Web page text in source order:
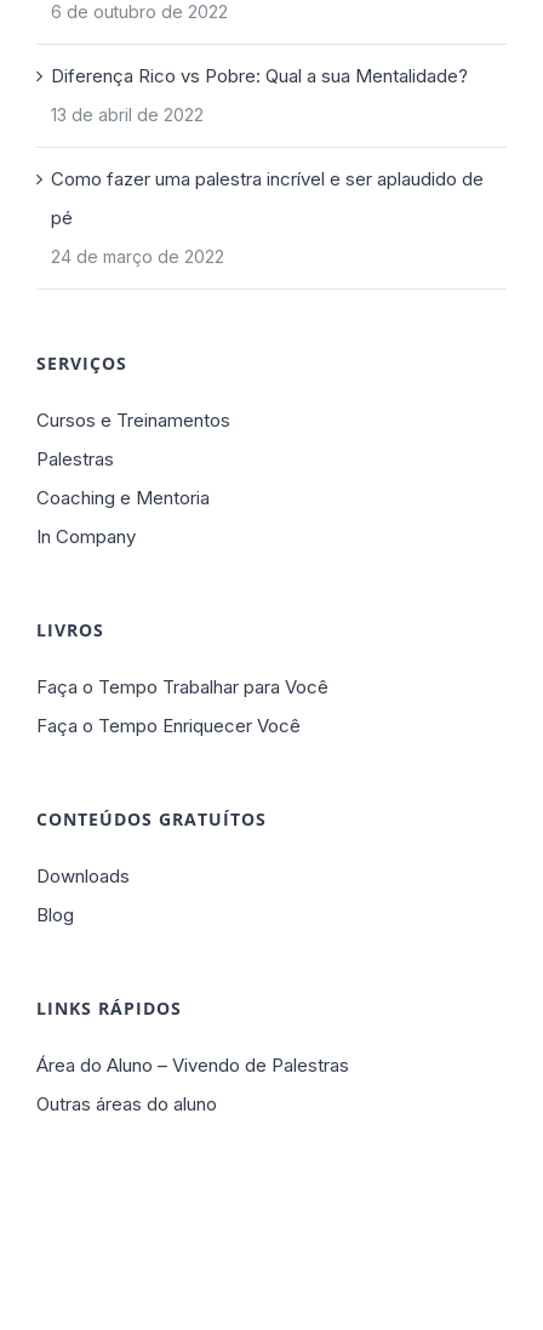
6 de outubro de 2022
Diferença Rico vs Pobre: Qual a sua Mentalidade?
13 de abril de 2022
Como fazer uma palestra incrível e ser aplaudido de
pé
24 de março de 2022
SERVIÇOS
Cursos e Treinamentos
Palestras
Coaching e Mentoria
In Company
LIVROS
Faça o Tempo Trabalhar para Você
Faça o Tempo Enriquecer Você
CONTEÚDOS GRATUÍTOS
Downloads
Blog
LINKS RÁPIDOS
Área do Aluno – Vivendo de Palestras
Outras áreas do aluno